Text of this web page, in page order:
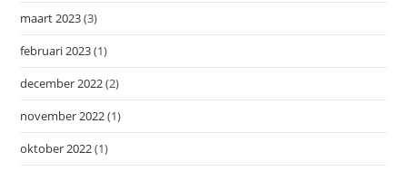
maart 2023(3)
februari 2023(1)
december 2022(2)
november 2022(1)
oktober 2022(1)